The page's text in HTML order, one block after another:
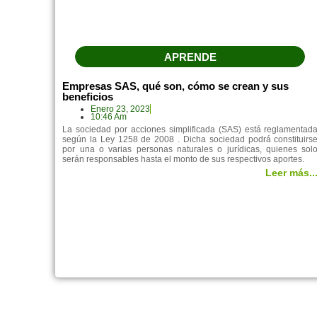
APRENDE
Empresas SAS, qué son, cómo se crean y sus
beneficios
Enero 23, 2023
10:46 Am
La sociedad por acciones simplificada (SAS) está
según la Ley 1258 de 2008 . Dicha sociedad podrá
por una o varias personas naturales o jurídicas, quienes
serán responsables hasta el monto de sus respectivos aportes.
Leer